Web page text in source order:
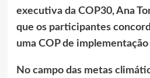
executiva da COP30, Ana
que os participantes
uma COP de implementação
No campo das metas